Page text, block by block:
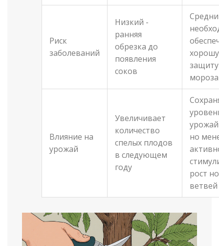
Риск
заболеваний
Низкий -
ранняя
обрезка до
появления
соков
мороза
Влияние на
урожай
Увеличивает
количество
спелых плодов
в следующем
году
но
рост
ветвей